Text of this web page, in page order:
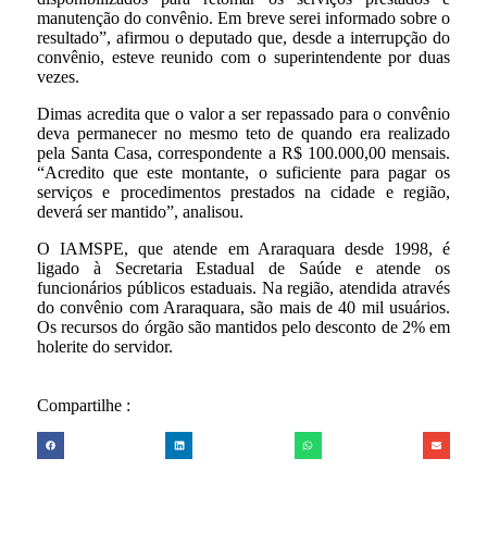
manutenção do convênio. Em breve serei informado sobre o
resultado”, afirmou o deputado que, desde a interrupção do
convênio, esteve reunido com o superintendente por duas
vezes.
Dimas acredita que o valor a ser repassado para o convênio
deva permanecer no mesmo teto de quando era realizado
pela Santa Casa, correspondente a R$ 100.000,00 mensais.
“Acredito que este montante, o suficiente para pagar os
serviços e procedimentos prestados na cidade e região,
deverá ser mantido”, analisou.
O IAMSPE, que atende em Araraquara desde 1998, é
ligado à Secretaria Estadual de Saúde e atende os
funcionários públicos estaduais. Na região, atendida através
do convênio com Araraquara, são mais de 40 mil usuários.
Os recursos do órgão são mantidos pelo desconto de 2% em
holerite do servidor.
Compartilhe :